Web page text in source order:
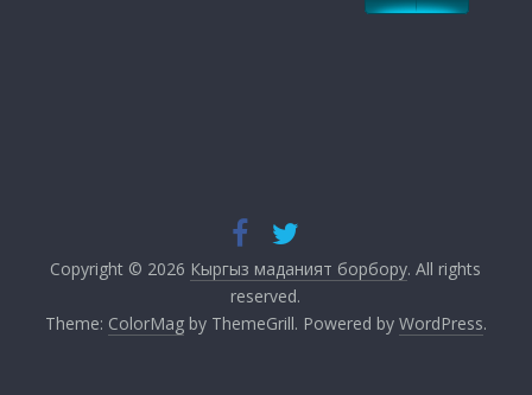
Copyright © 2026 Кыргыз маданият борбору. All rights
reserved.
Theme: ColorMagby ThemeGrill. Powered by WordPress.